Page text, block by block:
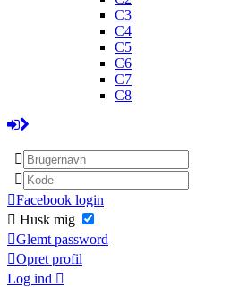
C3
C4
C5
C6
C7
C8
Facebook login
Husk mig
Glemt password
Opret profil
Log ind